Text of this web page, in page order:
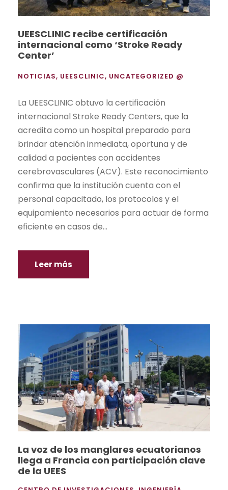
UEESCLINIC recibe certificación
internacional como ‘Stroke Ready
Center’
NOTICIAS, UEESCLINIC, UNCATEGORIZED @
La UEESCLINIC obtuvo la certificación
internacional Stroke Ready Centers, que la
acredita como un hospital preparado para
brindar atención inmediata, oportuna y de
calidad a pacientes con accidentes
cerebrovasculares (ACV). Este reconocimiento
confirma que la institución cuenta con el
personal capacitado, los protocolos y el
equipamiento necesarios para actuar de forma
eficiente en casos de...
Leer más
La voz de los manglares ecuatorianos
llega a Francia con participación clave
de la UEES